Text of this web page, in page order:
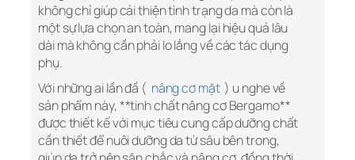
không chỉ giúp cải thiện tình trạng da mà còn là
một sự lựa chọn an toàn, mang lại hiệu quả lâu
dài mà không cần phải lo lắng về các tác dụng
phụ.
Với những ai lần đầ ( nâng cơ mặt) u nghe về
sản phẩm này, **tinh chất nâng cơ Bergamo**
được thiết kế với mục tiêu cung cấp dưỡng chất
cần thiết để nuôi dưỡng da từ sâu bên trong,